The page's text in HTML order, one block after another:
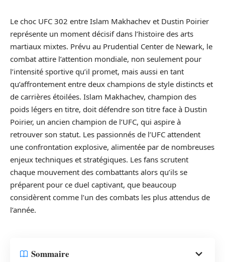
Le choc UFC 302 entre Islam Makhachev et Dustin Poirier
représente un moment décisif dans l’histoire des arts
martiaux mixtes. Prévu au Prudential Center de Newark, le
combat attire l’attention mondiale, non seulement pour
l’intensité sportive qu’il promet, mais aussi en tant
qu’affrontement entre deux champions de style distincts et
de carrières étoilées. Islam Makhachev, champion des
poids légers en titre, doit défendre son titre face à Dustin
Poirier, un ancien champion de l’UFC, qui aspire à
retrouver son statut. Les passionnés de l’UFC attendent
une confrontation explosive, alimentée par de nombreuses
enjeux techniques et stratégiques. Les fans scrutent
chaque mouvement des combattants alors qu’ils se
préparent pour ce duel captivant, que beaucoup
considèrent comme l’un des combats les plus attendus de
l’année.
Sommaire